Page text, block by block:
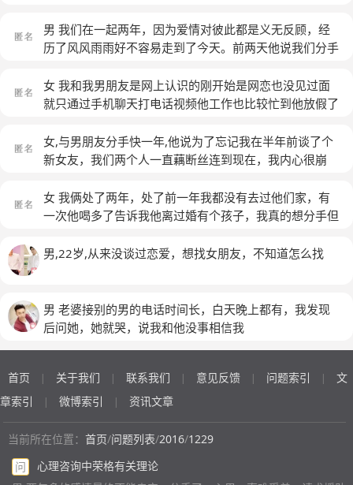
生活的希望都没有了。我们三年得感情，抵不上他跟那个
女人一个月的感情。我心痛的不行。感觉被全世界都抛弃
时候跟他的好朋友说再也不想和我打交道了 我知道没可
能了 可是我就是好累 喘口气都累 而且走着走着都能哭出
不下去了(匿名)
男 我们在一起两年，因为爱情对彼此都是义无反顾，经
历了风风雨雨好不容易走到了今天。前两天他说我们分手
吸。为了他我用尽所有方法去挽留但都于事无补，现在的
我煎熬，绝望不知该如何是好，(匿名)
女 我和我男朋友是网上认识的刚开始是网恋也没见过面
就只通过手机聊天打电话视频他工作也比较忙到他放假了
候因为害羞就没敢看他他长的特别帅气我俩一直很好从来
不吵架他很宠我很爱我 相处一个月他要回去上班了 再过
直哭 到现在分手半年多我一直没放下 昨晚知道他住院了
我一想到以前的点点滴滴就想哭 他和我分手但是还是有
身上没有好多钱 也很担心 微信上我发给他也没回复我不
女,与男朋友分手快一年,他说为了忘记我在半年前谈了个
新女友，我们两个人一直藕断丝连到现在，我内心很崩
都不能理解，说多了别人也烦，内心很痛苦，想解脱 (匿
名)
女 我俩处了两年，处了前一年我都没有去过他们家，有
一次他喝多了告诉我他离过婚有个孩子，我真的想分手但
他们说我开心就好了，可是谁知道，他现在变本加厉，一
没结婚呢！想拖。哈哈甚至买楼钱不够，说倒点回头就
还，却说了一句借了能还啊？我选择分手了可是我真的好
男,22岁,从来没谈过恋爱，想找女朋友，不知道怎么找
男 老婆接别的男的电话时间长，白天晚上都有，我发现
后问她，她就哭，说我和他没事相信我
首页 | 关于我们 | 联系我们 | 意见反馈 | 问题索引 |
文
章索引
| 微博索引 | 资讯文章
当前所在位置： 首页/问题列表/2016/1229
问
心理咨询中荣格有关理论